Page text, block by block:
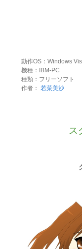
動作OS：Windows
機種：IBM-PC
種類：フリーソフト
作者： 若菜美沙
ス